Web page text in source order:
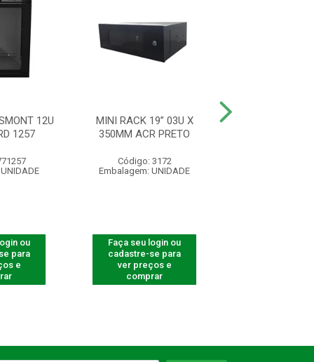
12U
1257
ou
para
e
MINI RACK 19” 03U X
350MM ACR PRETO
Código: 3172
Embalagem: UNIDADE
Faça seu login ou
cadastre-se para
ver preços e
comprar